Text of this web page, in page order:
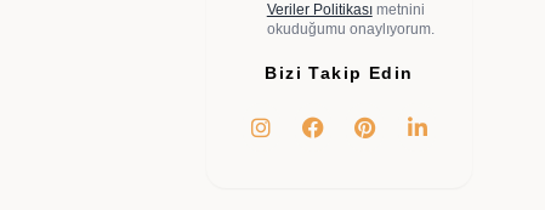
Veriler Politikasımetnini
okuduğumu onaylıyorum.
Bizi Takip Edin